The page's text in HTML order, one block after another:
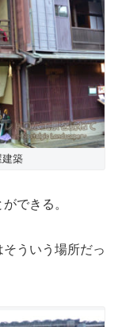
建築
できる。
ういう場所だっ